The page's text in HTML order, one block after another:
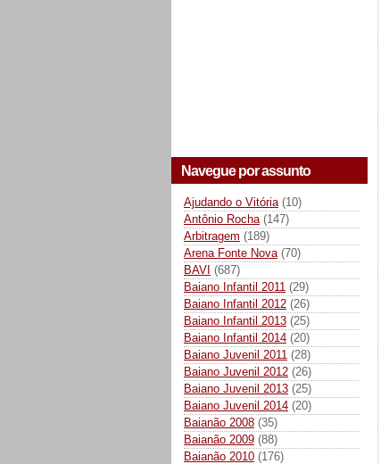
Navegue por assunto
Ajudando o Vitória (10)
Antônio Rocha (147)
Arbitragem (189)
Arena Fonte Nova (70)
BAVI (687)
Baiano Infantil 2011 (29)
Baiano Infantil 2012 (26)
Baiano Infantil 2013 (25)
Baiano Infantil 2014 (20)
Baiano Juvenil 2011 (28)
Baiano Juvenil 2012 (26)
Baiano Juvenil 2013 (25)
Baiano Juvenil 2014 (20)
Baianão 2008 (35)
Baianão 2009 (88)
Baianão 2010 (176)